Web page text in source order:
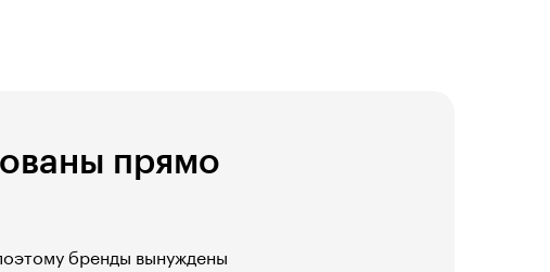
прямо
бренды вынуждены